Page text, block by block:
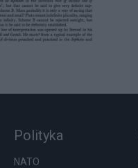
Polityka
NATO